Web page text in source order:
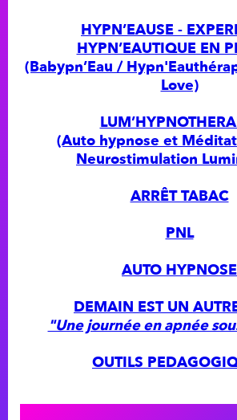
HYPN’EAUSE -
HYPN’EAUTIQUE EN
(Babypn’Eau /
Love)
(Auto hypnose et
Neurostimulation
ARRÊT TABAC
PNL
AUTO HYPNOSE
DEMAIN EST UN
"Une journée en apnée
OUTILS